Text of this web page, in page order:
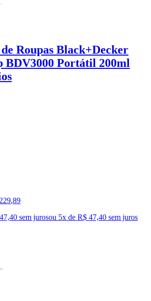
Roupas Black+Decker
BDV3000 Portátil 200ml
229,89
sem jurosou 5x de R$ 47,40 sem juros